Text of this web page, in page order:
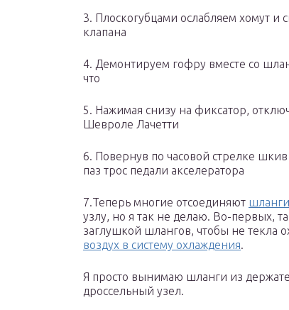
3. Плоскогубцами ослабляем хомут
клапана
4. Демонтируем гофру вместе со
что
5. Нажимая снизу на фиксатор,
Шевроле Лачетти
6. Повернув по часовой стрелке
паз трос педали акселератора
7.Теперь многие отсоединяют
узлу, но я так не делаю. Во-первых,
заглушкой шлангов, чтобы не текла
воздух в систему охлаждения.
Я просто вынимаю шланги из
дроссельный узел.